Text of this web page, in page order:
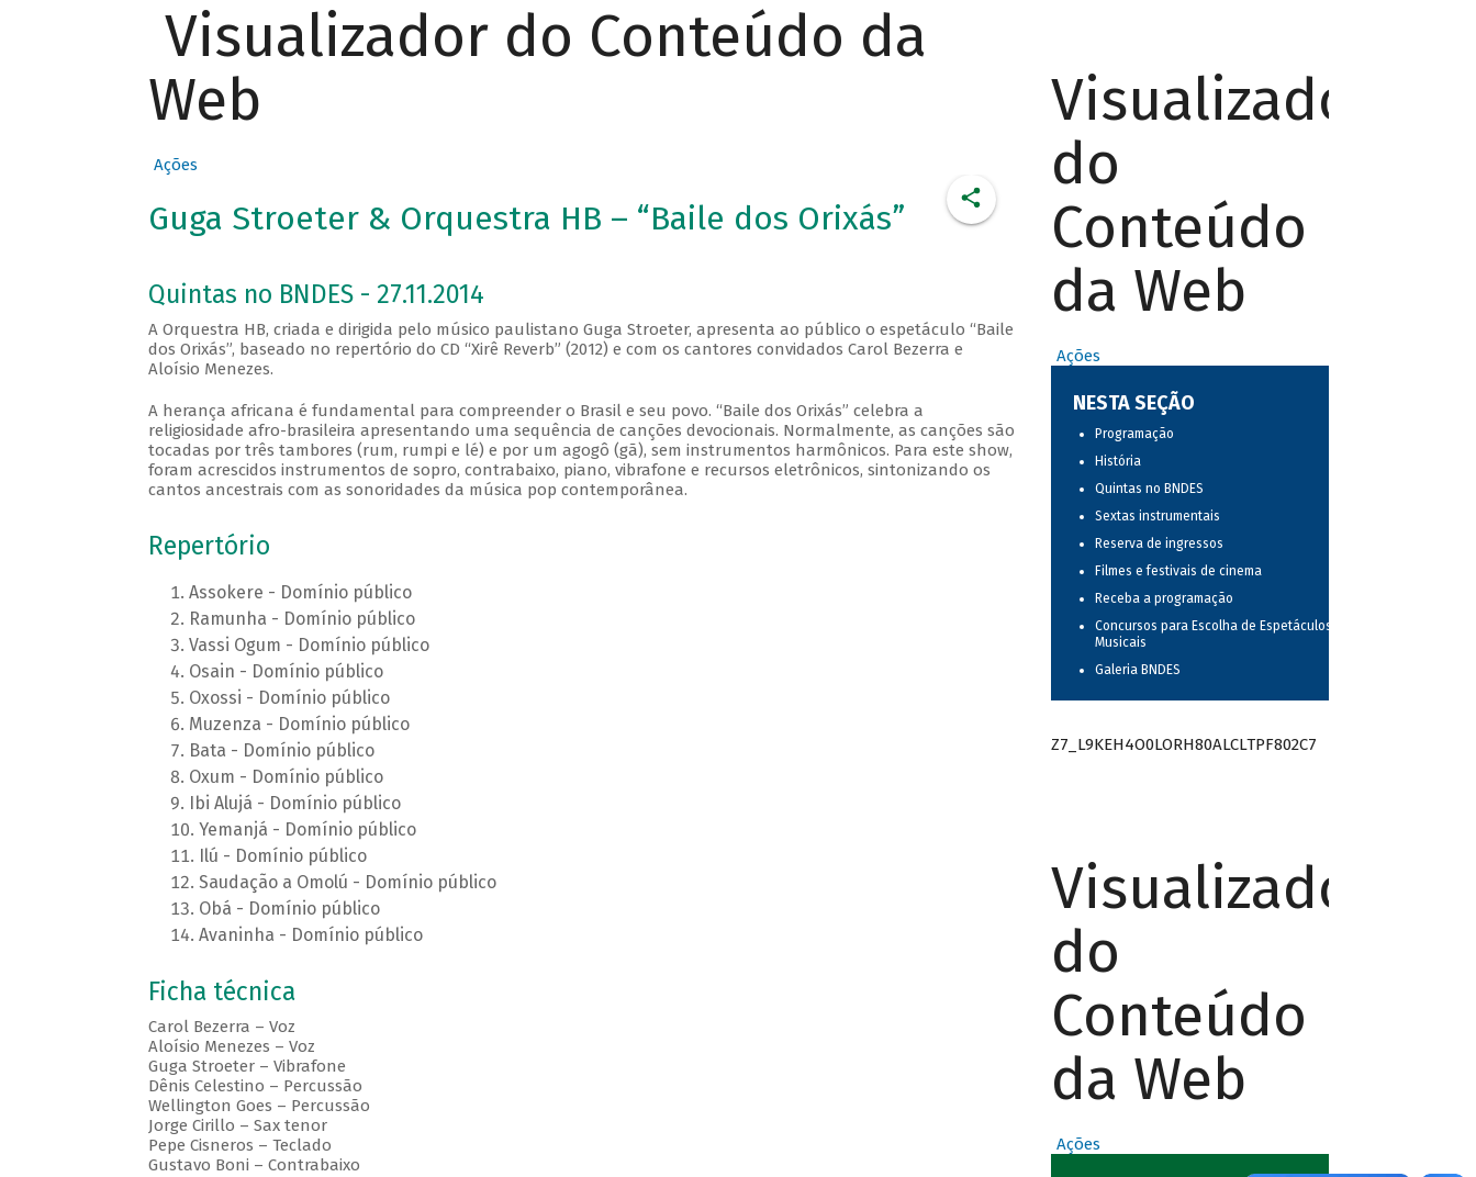
Visualizador do Conteúdo da
Web
Ações
Guga Stroeter & Orquestra HB – “Baile dos Orixás”
Quintas no BNDES - 27.11.2014
A Orquestra HB, criada e dirigida pelo músico paulistano Guga Stroeter, apresenta ao público o espetáculo “Baile
dos Orixás”, baseado no repertório do CD “Xirê Reverb” (2012) e com os cantores convidados Carol Bezerra e
Aloísio Menezes.
A herança africana é fundamental para compreender o Brasil e seu povo. “Baile dos Orixás” celebra a
religiosidade afro-brasileira apresentando uma sequência de canções devocionais. Normalmente, as canções são
tocadas por três tambores (rum, rumpi e lé) e por um agogô (gã), sem instrumentos harmônicos. Para este show,
foram acrescidos instrumentos de sopro, contrabaixo, piano, vibrafone e recursos eletrônicos, sintonizando os
cantos ancestrais com as sonoridades da música pop contemporânea.
Repertório
Assokere - Domínio público
Ramunha - Domínio público
Vassi Ogum - Domínio público
Osain - Domínio público
Oxossi - Domínio público
Muzenza - Domínio público
Bata - Domínio público
Oxum - Domínio público
Ibi Alujá - Domínio público
Yemanjá - Domínio público
Ilú - Domínio público
Saudação a Omolú - Domínio público
Obá - Domínio público
Avaninha - Domínio público
Ficha técnica
Carol Bezerra – Voz
Aloísio Menezes – Voz
Guga Stroeter – Vibrafone
Dênis Celestino – Percussão
Wellington Goes – Percussão
Jorge Cirillo – Sax tenor
Pepe Cisneros – Teclado
Gustavo Boni – Contrabaixo
Visualizador
do
Conteúdo
da Web
Ações
NESTA SEÇÃO
Programação
História
Quintas no BNDES
Sextas instrumentais
Reserva de ingressos
Filmes e festivais de cinema
Receba a programação
Concursos para Escolha de Espetáculos
Musicais
Galeria BNDES
Z7_L9KEH4O0LORH80ALCLTPF802C7
Visualizador
do
Conteúdo
da Web
Ações